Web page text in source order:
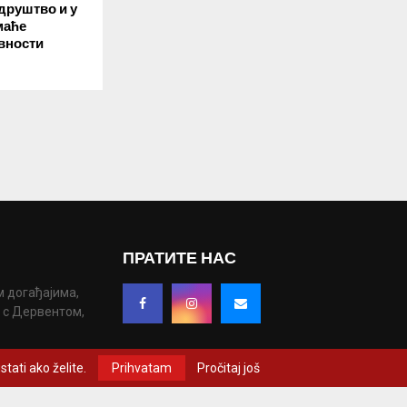
и у
догађајима,
с Дервентом,
ПРАТИТЕ НАС
ako želite. Prihvatam Pročitaj još